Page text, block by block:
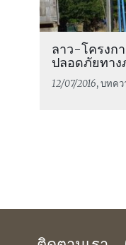
ลาว-โครงก
ปลอดภัยทาง
12/07/2016, บทค